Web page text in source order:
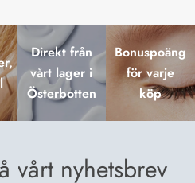
Direkt från
vårt lager i
Österbotten
Bonuspoäng
för varje
köp
vårt nyhetsbrev